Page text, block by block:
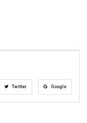
Twitter Google